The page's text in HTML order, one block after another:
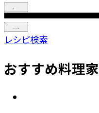
レシピ検索
おすすめ料理家